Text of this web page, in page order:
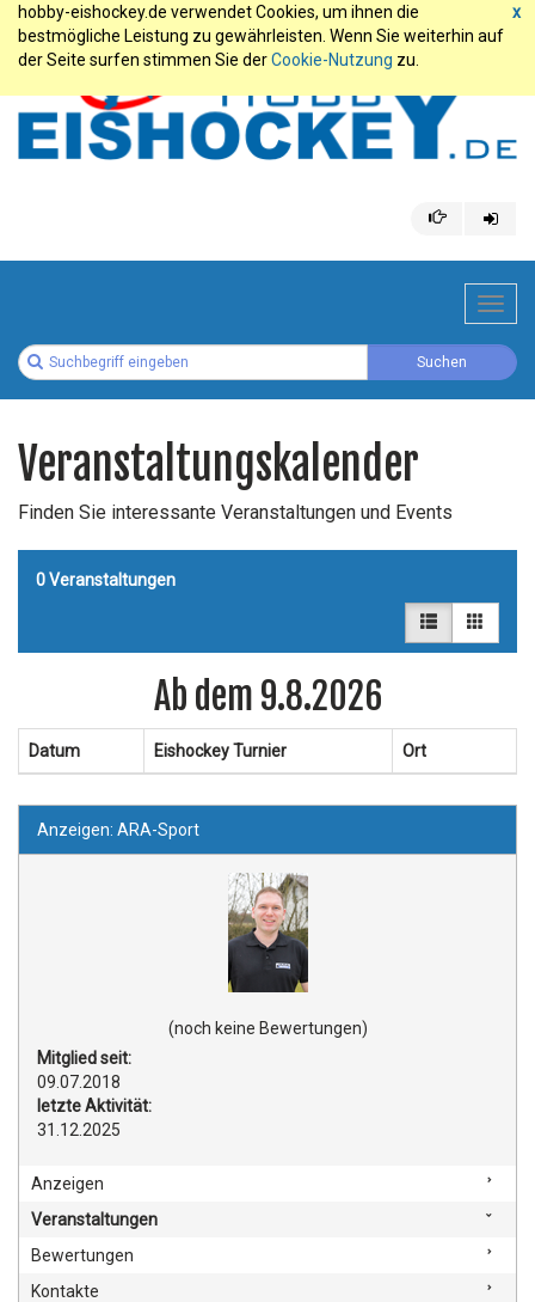
x
hobby-eishockey.de verwendet Cookies, um ihnen die
bestmögliche Leistung zu gewährleisten. Wenn Sie weiterhin auf
der Seite surfen stimmen Sie derCookie-Nutzung zu.
Veranstaltungskalender
Finden Sie interessante Veranstaltungen und Events
0Veranstaltungen
Ab dem 9.8.2026
Datum Eishockey Turnier Ort
Anzeigen: ARA-Sport
(noch keine Bewertungen)
Mitglied seit:
09.07.2018
letzte Aktivität:
31.12.2025
Anzeigen
Veranstaltungen
Bewertungen
Kontakte